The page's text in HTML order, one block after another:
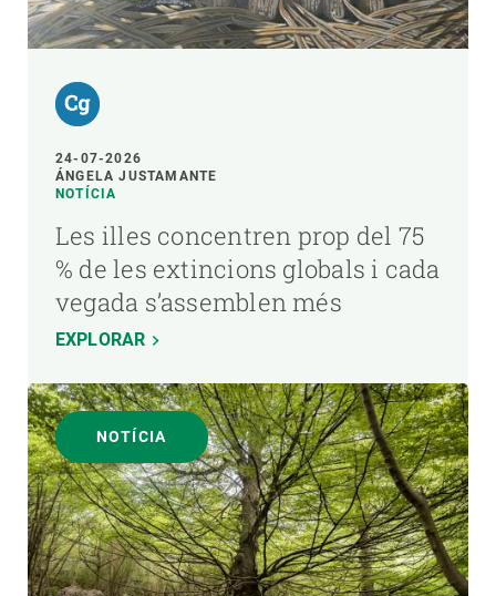
24-07-2026
ÁNGELA JUSTAMANTE
NOTÍCIA
Les illes concentren prop del 75
% de les extincions globals i cada
vegada s’assemblen més
EXPLORAR
NOTÍCIA